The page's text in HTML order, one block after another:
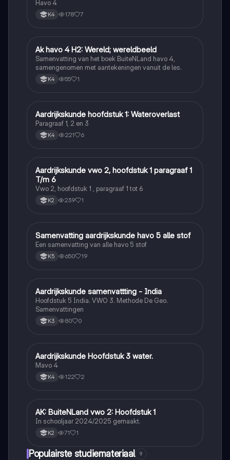
Havo 4
K4 178 7
Aardrijkskunde
Ak havo 4 H2: Wereld; wereldbeeld
Samenvatting van het boek BuiteNLand havo 4,
samengenomen met aantekeningen vanuit de les.
K4 55 1
Aardrijkskunde
Aardrijkskunde hoofdstuk 1: Wateroverlast
Paragraaf 1, 2 en 3
K4 221 6
Aardrijkskunde
Aardrijkskunde vwo 2, hoofdstuk 1 paragraaf 1
T/m 6
Vwo 2, hoofdstuk 1 , paragraaf 1 tot 6
K2 239 1
Aardrijkskunde
Samenvatting aardrijkskunde havo 5 alle stof
Een samenvatting van alle havo 5 stof
K5 650 19
Aardrijkskunde
Aardrijkskunde samenvattting - India
Hoofdstuk 5 India. VWO 3. Methode De Geo.
Samenvattingen
K3 80 0
Aardrijkskunde
Aardrijkskunde Hoofdstuk 3 water.
Mavo 4
K4 122 2
Aardrijkskunde
AK: BuiteNLand vwo 2: Hoofdstuk 1
In schooljaar 2024/2025 gemaakt.
K2 71 1
Populairste studiemateriaal 9